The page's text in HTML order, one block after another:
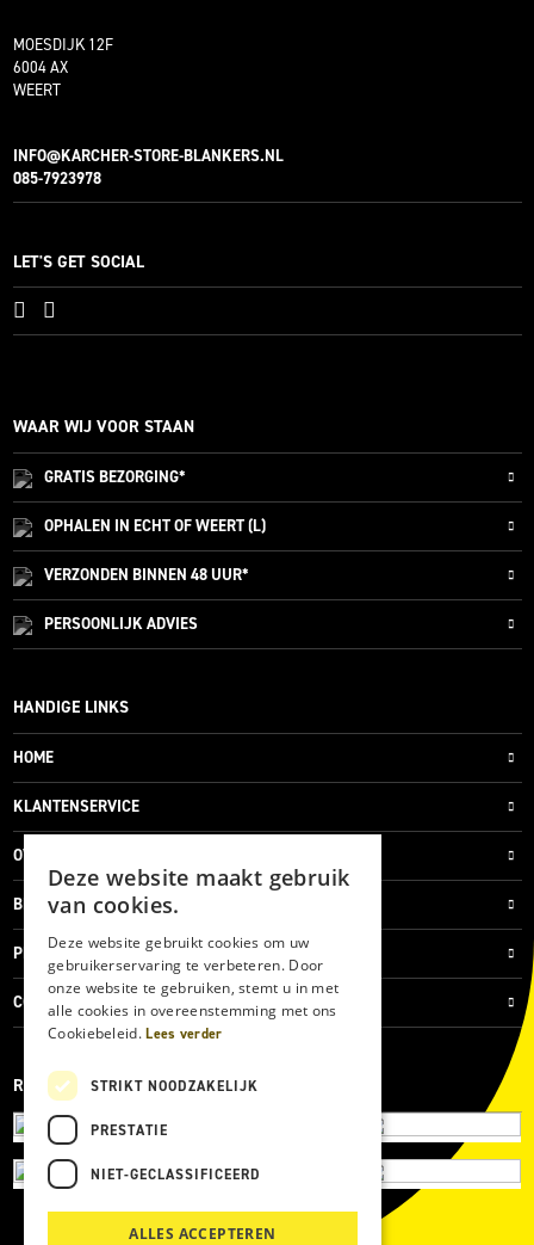
MOESDIJK 12F
6004 AX
WEERT
INFO@KARCHER-STORE-BLANKERS.NL
085-7923978
LET'S GET SOCIAL
WAAR WIJ VOOR STAAN
GRATISBEZORGING*
OPHALEN IN ECHT OF WEERT (L)
VERZONDEN BINNEN 48 UUR*
PERSOONLIJKADVIES
HANDIGE LINKS
HOME
KLANTENSERVICE
OVER ONS
BLOG
PRIVACYVERKLARING
COOKIES
REVIEWMERK
Deze website maakt gebruik
van cookies.
Deze website gebruikt cookies om uw
gebruikerservaring te verbeteren. Door
onze website te gebruiken, stemt u in met
alle cookies in overeenstemming met ons
Cookiebeleid.Lees verder
STRIKT NOODZAKELIJK
PRESTATIE
NIET-GECLASSIFICEERD
ALLES ACCEPTEREN